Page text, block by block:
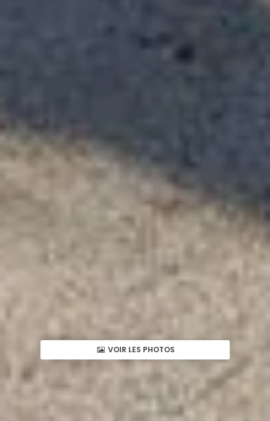
VOIR LES PHOTOS